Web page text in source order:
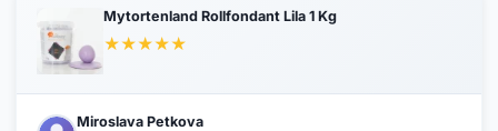
Mytortenland Rollfondant Lila 1 Kg
★★★★★
Miroslava Petkova